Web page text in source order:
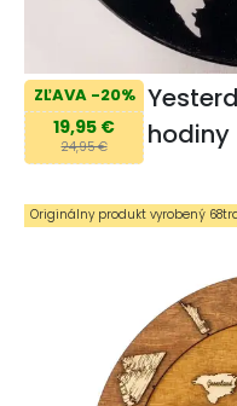
ZĽAVA -20%
19,95 €
24,95 €
hodiny
Originálny produkt vyrobený